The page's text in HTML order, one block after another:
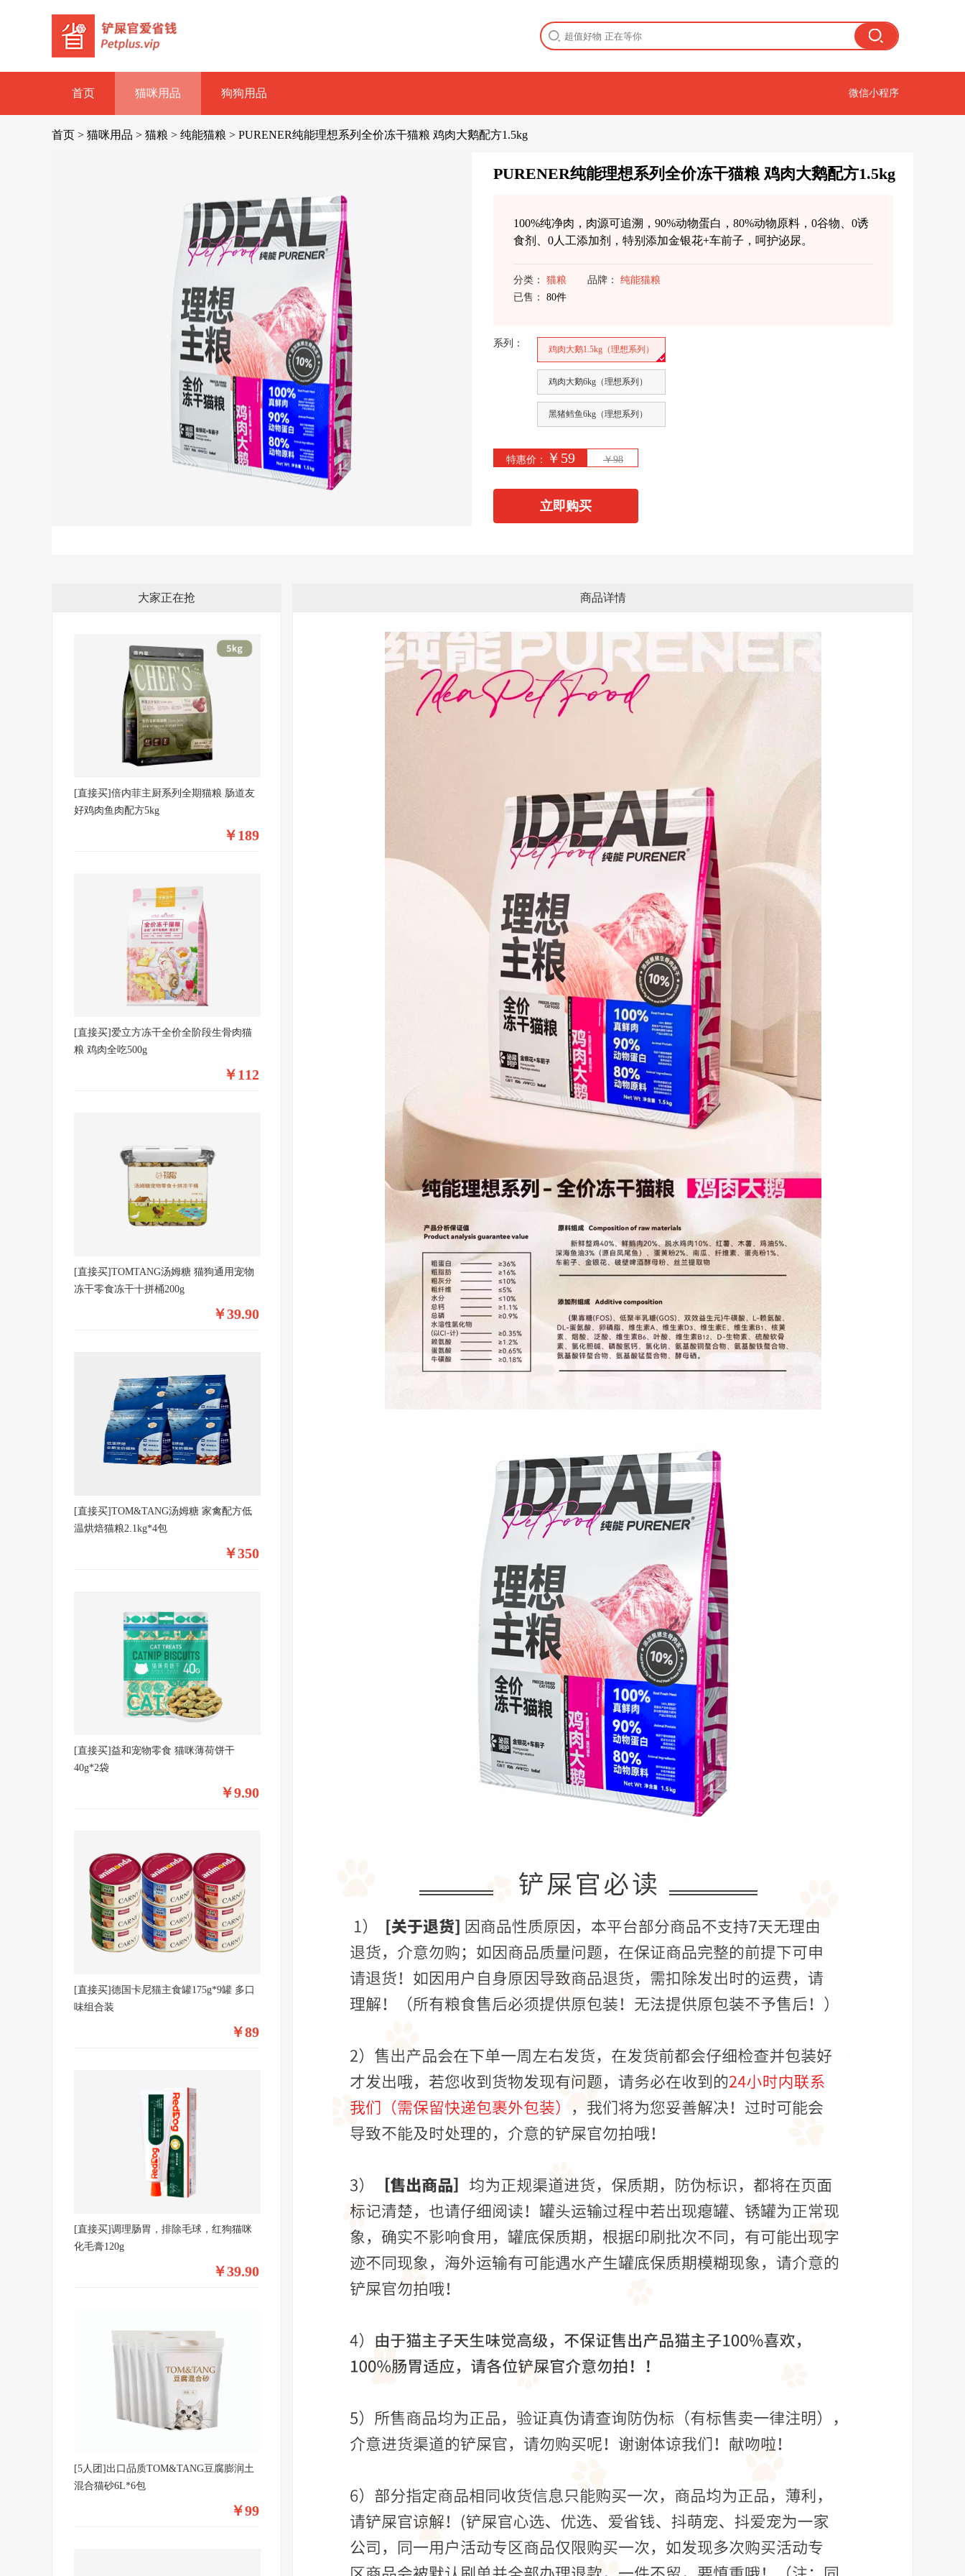
首页 猫咪用品 狗狗用品 微信小程序
首页 > 猫咪用品 > 猫粮 > 纯能猫粮 > PURENER纯能理想系列全价冻干猫粮 鸡肉大鹅配方1.5kg
PURENER纯能理想系列全价冻干猫粮 鸡肉大鹅配方1.5kg
100%纯净肉，肉源可追溯，90%动物蛋白，80%动物原料，0谷物、0诱
食剂、0人工添加剂，特别添加金银花+车前子，呵护泌尿。
分类： 猫粮 品牌：
纯能猫粮
已售：
80件
系列：
鸡肉大鹅1.5kg（理想系列）
鸡肉大鹅6kg（理想系列）
黑猪鳕鱼6kg（理想系列）
特惠价： ￥59 ￥98
立即购买
大家正在抢
[直接买]倍内菲主厨系列全期猫粮 肠道友
好鸡肉鱼肉配方5kg
￥189
[直接买]爱立方冻干全价全阶段生骨肉猫
粮 鸡肉全吃500g
￥112
[直接买]TOMTANG汤姆糖 猫狗通用宠物
冻干零食冻干十拼桶200g
￥39.90
[直接买]TOM&TANG汤姆糖 家禽配方低
温烘焙猫粮2.1kg*4包
￥350
[直接买]益和宠物零食 猫咪薄荷饼干
40g*2袋
￥9.90
[直接买]德国卡尼猫主食罐175g*9罐 多口
味组合装
￥89
[直接买]调理肠胃，排除毛球，红狗猫咪
化毛膏120g
￥39.90
[5人团]出口品质TOM&TANG豆腐膨润土
混合猫砂6L*6包
￥99
商品详情